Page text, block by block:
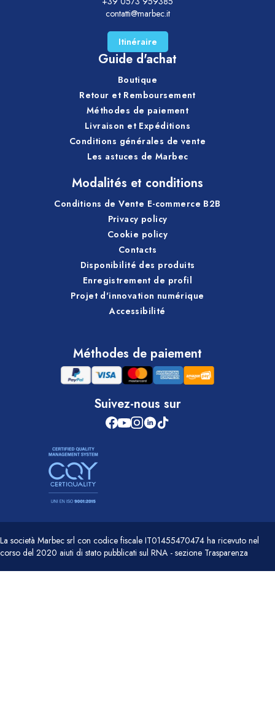
contatti@marbec.it
Itinéraire
Guide d'achat
Boutique
Retour et Remboursement
Méthodes de paiement
Livraison et Expéditions
Conditions générales de vente
Les astuces de Marbec
Modalités et conditions
Conditions de Vente E-commerce B2B
Privacy policy
Cookie policy
Contacts
Disponibilité des produits
Enregistrement de profil
Projet d'innovation numérique
Accessibilité
Méthodes de paiement
Suivez-nous sur
La società Marbec srl con codice fiscale IT01455470474 ha ricevuto nel
corso del 2020 aiuti di stato pubblicati sul RNA - sezione Trasparenza